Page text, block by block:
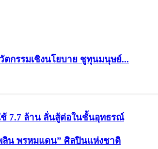
ตกรรมเชิงนโยบาย ชูทุนมนุษย์...
7.7 ล้าน ลั่นสู้ต่อในชั้นอุทธรณ์
ลิน พรหมแดน” ศิลปินแห่งชาติ